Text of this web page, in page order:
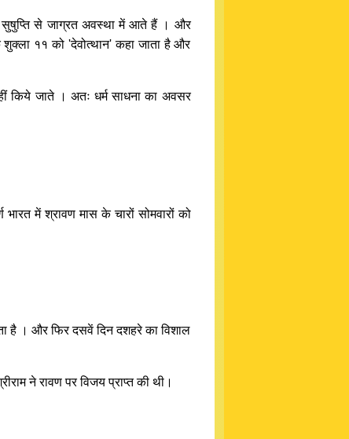
सुषुप्ति से जाग्रत अवस्था में आते हैं । और
शुक्ला ११ को 'देवोत्थान' कहा जाता है और
किये जाते । अतः धर्म साधना का अवसर
में श्रावण मास के चारों सोमवारों को
है । और फिर दसवें दिन दशहरे का विशाल
ने रावण पर विजय प्राप्त की थी।